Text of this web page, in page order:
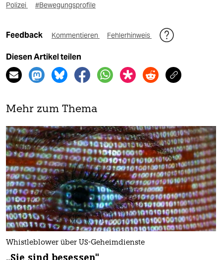
Polizei
#Bewegungsprofile
Feedback Kommentieren Fehlerhinweis
Diesen Artikel teilen
Mehr zum Thema
Whistleblower über US-Geheimdienste